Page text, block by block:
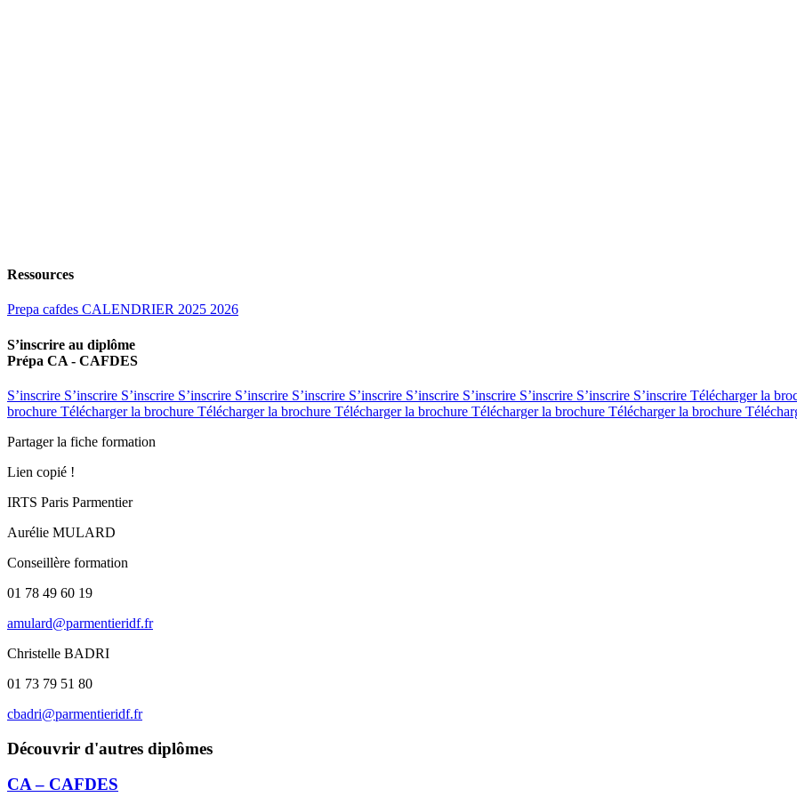
Ressources
Prepa cafdes CALENDRIER 2025 2026
S’inscrire au diplôme
Prépa CA - CAFDES
S’inscrire S’inscrire S’inscrire S’inscrire S’inscrire S’inscrire S’inscrire S’inscrire S’inscrire S’inscrire S’inscrire S’inscrire Télécharger la
brochure Télécharger la brochure Télécharger la brochure Télécharger la brochure Télécharger la brochure Télécharger la brochure
Partager la fiche formation
Lien copié !
IRTS Paris Parmentier
Aurélie MULARD
Conseillère formation
01 78 49 60 19
amulard@parmentieridf.fr
Christelle BADRI
01 73 79 51 80
cbadri@parmentieridf.fr
Découvrir d'autres diplômes
CA – CAFDES